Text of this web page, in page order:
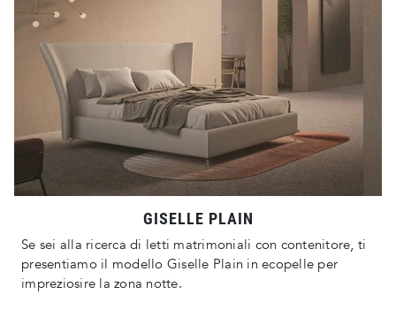
GISELLE PLAIN
Se sei alla ricerca di letti matrimoniali con contenitore, ti
presentiamo il modello Giselle Plain in ecopelle per
impreziosire la zona notte.